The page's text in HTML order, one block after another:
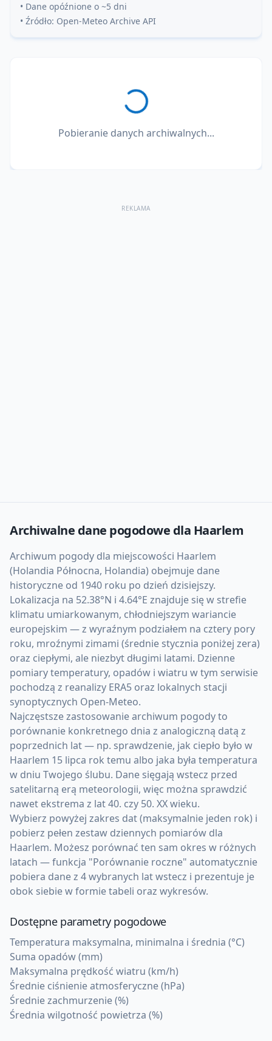
• Dane opóźnione o ~5 dni
• Źródło: Open-Meteo Archive API
Pobieranie danych archiwalnych...
REKLAMA
Archiwalne dane pogodowe dla Haarlem
Archiwum pogody dla miejscowości Haarlem
(Holandia Północna, Holandia) obejmuje dane
historyczne od 1940 roku po dzień dzisiejszy.
Lokalizacja na 52.38°N i 4.64°E znajduje się w strefie
klimatu umiarkowanym, chłodniejszym wariancie
europejskim — z wyraźnym podziałem na cztery pory
roku, mroźnymi zimami (średnie stycznia poniżej zera)
oraz ciepłymi, ale niezbyt długimi latami. Dzienne
pomiary temperatury, opadów i wiatru w tym serwisie
pochodzą z reanalizy ERA5 oraz lokalnych stacji
synoptycznych Open-Meteo.
Najczęstsze zastosowanie archiwum pogody to
porównanie konkretnego dnia z analogiczną datą z
poprzednich lat — np. sprawdzenie, jak ciepło było w
Haarlem 15 lipca rok temu albo jaka była temperatura
w dniu Twojego ślubu. Dane sięgają wstecz przed
satelitarną erą meteorologii, więc można sprawdzić
nawet ekstrema z lat 40. czy 50. XX wieku.
Wybierz powyżej zakres dat (maksymalnie jeden rok) i
pobierz pełen zestaw dziennych pomiarów dla
Haarlem. Możesz porównać ten sam okres w różnych
latach — funkcja "Porównanie roczne" automatycznie
pobiera dane z 4 wybranych lat wstecz i prezentuje je
obok siebie w formie tabeli oraz wykresów.
Dostępne parametry pogodowe
Temperatura maksymalna, minimalna i średnia (°C)
Suma opadów (mm)
Maksymalna prędkość wiatru (km/h)
Średnie ciśnienie atmosferyczne (hPa)
Średnie zachmurzenie (%)
Średnia wilgotność powietrza (%)